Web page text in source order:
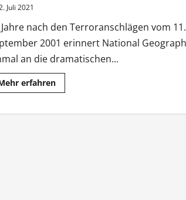
Juli 2021
nach den Terroranschlägen vom 11.
2001 erinnert National
an die dramatischen...
erfahrenMehr
Informationen
Geographic